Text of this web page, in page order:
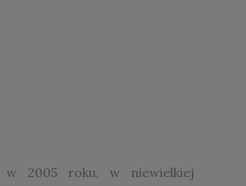
w 2005 roku, w niewielkiej